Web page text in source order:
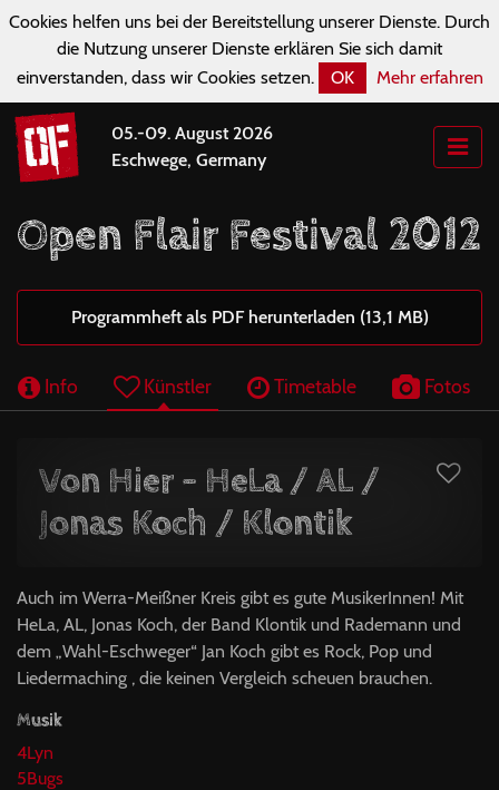
Cookies helfen uns bei der Bereitstellung unserer Dienste. Durch
die Nutzung unserer Dienste erklären Sie sich damit
einverstanden, dass wir Cookies setzen.
OK Mehr erfahren
05.-09. August 2026
Eschwege, Germany
Open Flair Festival 2012
Programmheft als PDF herunterladen (13,1 MB)
Info Künstler Timetable Fotos
Von Hier - HeLa / AL /
Jonas Koch / Klontik
Auch im Werra-Meißner Kreis gibt es gute MusikerInnen! Mit
HeLa, AL, Jonas Koch, der Band Klontik und Rademann und
dem „Wahl-Eschweger“ Jan Koch gibt es Rock, Pop und
Liedermaching , die keinen Vergleich scheuen brauchen.
Musik
4Lyn
5Bugs